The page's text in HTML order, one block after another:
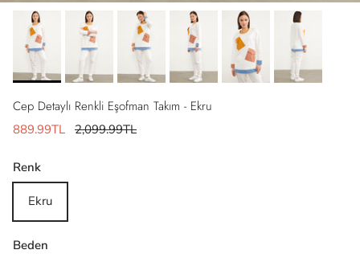
Cep Detaylı Renkli Eşofman Takım - Ekru
889.99TL 2,099.99TL
Renk
Ekru
Beden